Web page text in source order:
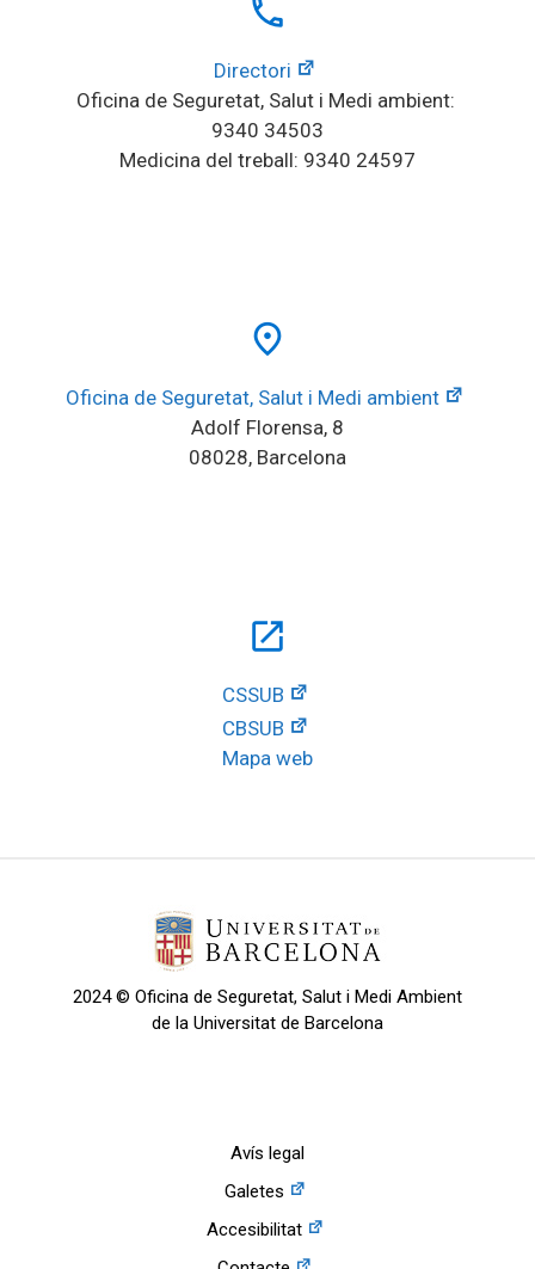
local_phone
Directori
Oficina de Seguretat, Salut i Medi ambient:
9340 34503
Medicina del treball: 9340 24597
place
Oficina de Seguretat, Salut i Medi ambient
Adolf Florensa, 8
08028, Barcelona
open_in_new
CSSUB
CBSUB
Mapa web
2024 © Oficina de Seguretat, Salut i Medi Ambient
de la Universitat de Barcelona
Avís legal
Galetes
Accesibilitat